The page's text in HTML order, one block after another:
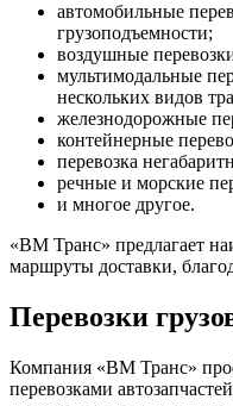
автомобильные
грузоподъемности;
воздушные
мультимодальные
нескольких видов
железнодорожные
контейнерные
перевозка
речные и морские
и многое другое.
«ВМ Транс» предлагает
маршруты доставки,
Перевозки
Компания «ВМ Транс»
перевозками